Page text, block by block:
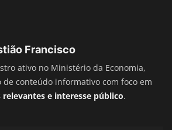
Francisco
ativo no Ministério da Economia,
conteúdo informativo com foco em
e interesse público.